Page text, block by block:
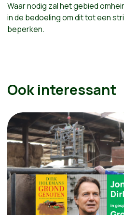
Waar nodig zal het gebied
in de bedoeling om dit tot een
beperken.
Ook interessant